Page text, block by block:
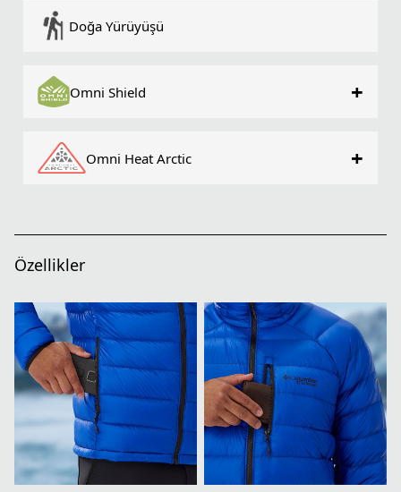
Doğa Yürüyüşü
Omni Shield +
Omni Heat Arctic +
Özellikler